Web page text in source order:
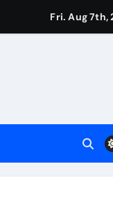
Fri. Aug 7th,